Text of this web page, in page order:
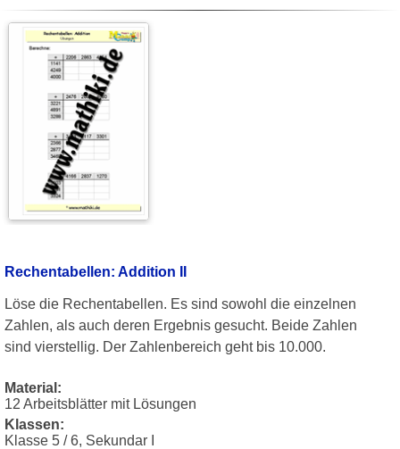
Rechentabellen: Addition II
Löse die Rechentabellen. Es sind sowohl die einzelnen
Zahlen, als auch deren Ergebnis gesucht. Beide Zahlen
sind vierstellig. Der Zahlenbereich geht bis 10.000.
Material:
12 Arbeitsblätter mit Lösungen
Klassen:
Klasse 5 / 6, Sekundar I